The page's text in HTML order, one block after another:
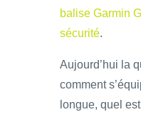
balise Garmin
sécurité.
Aujourd’hui la
comment
longue, quel